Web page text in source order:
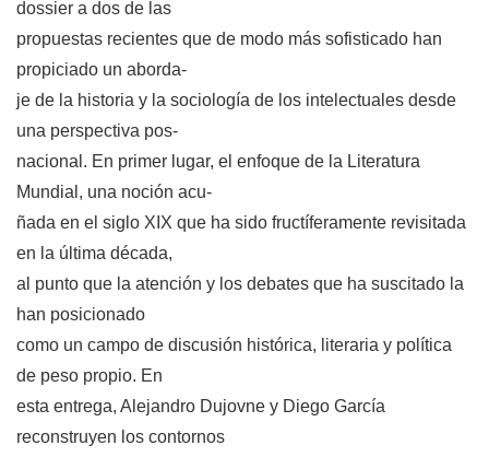
dossier a dos de las
propuestas recientes que de modo más sofisticado han
propiciado un aborda-
je de la historia y la sociología de los intelectuales desde
una perspectiva pos-
nacional. En primer lugar, el enfoque de la Literatura
Mundial, una noción acu-
ñada en el siglo XIX que ha sido fructíferamente revisitada
en la última década,
al punto que la atención y los debates que ha suscitado la
han posicionado
como un campo de discusión histórica, literaria y política
de peso propio. En
esta entrega, Alejandro Dujovne y Diego García
reconstruyen los contornos